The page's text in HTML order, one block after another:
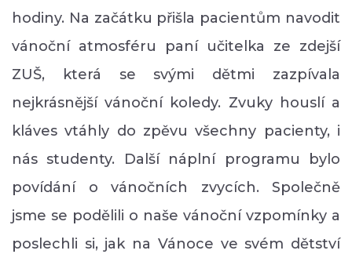
hodiny. Na začátku přišla pacientům navodit
vánoční atmosféru paní učitelka ze zdejší
ZUŠ, která se svými dětmi zazpívala
nejkrásnější vánoční koledy. Zvuky houslí a
kláves vtáhly do zpěvu všechny pacienty, i
nás studenty. Další náplní programu bylo
povídání o vánočních zvycích. Společně
jsme se podělili o naše vánoční vzpomínky a
poslechli si, jak na Vánoce ve svém dětství